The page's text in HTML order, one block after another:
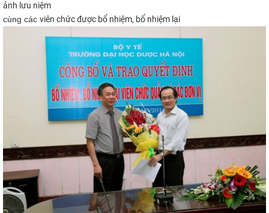
ảnh lưu niệm
cùng các viên chức được bổ nhiệm, bổ nhiệm lại